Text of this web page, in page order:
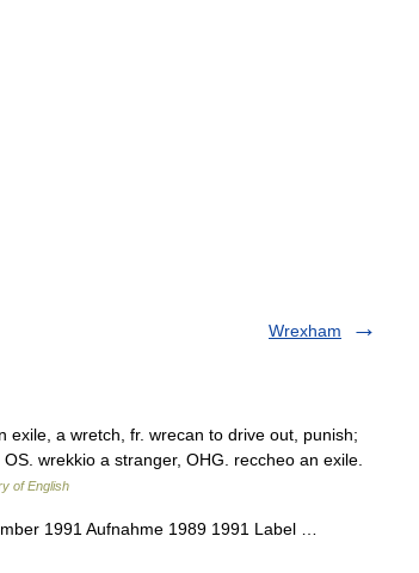
Wrexham
a wretch, fr. wrecan to drive out, punish;
wrekkio a stranger, OHG. reccheo an exile.
of English
1991 Aufnahme 1989 1991 Label …